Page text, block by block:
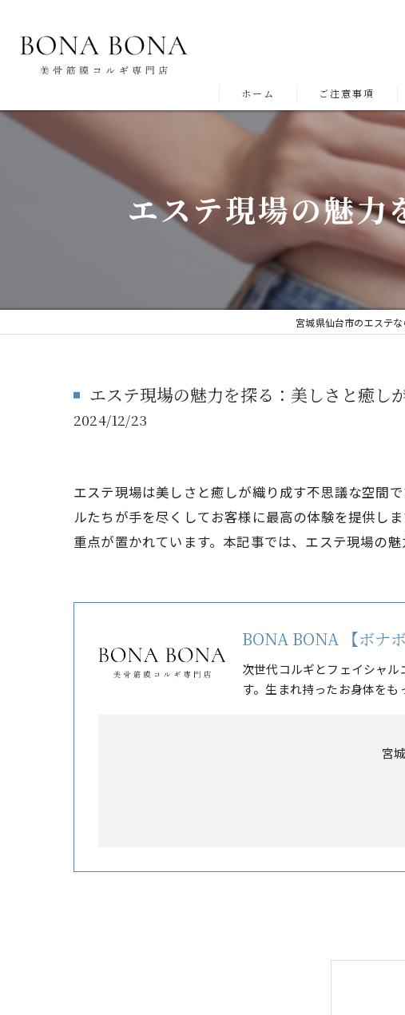
ホーム ご注意事項
エステ現場の魅力
宮城県仙台市のエステ
エステ現場の魅力を探る：美しさと癒し
2024/12/23
エステ現場は美しさと癒しが織り成す不思議な空間
ルたちが手を尽くしてお客様に最高の体験を提供し
重点が置かれています。本記事では、エステ現場の
BONA BONA 【ボナ
次世代コルギとフェイシャ
す。生まれ持ったお身体をも
宮